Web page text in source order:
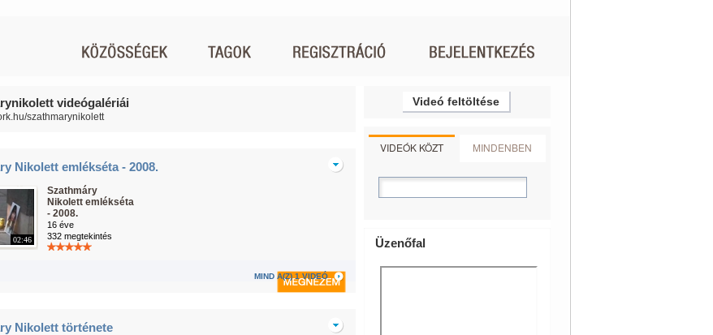
videógalériái
szathmarynikolett
Nikolett emlékséta - 2008.
02:46
Szathmáry
Nikolett emlékséta
- 2008.
16 éve
332 megtekintés
MIND A(Z) 1 VIDEÓ
Nikolett története
Videó feltöltése
VIDEÓK KÖZT MINDENBEN
Üzenőfal